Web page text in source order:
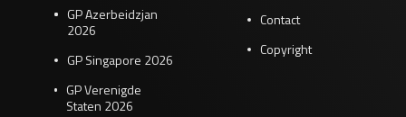
GP Azerbeidzjan
2026
GP Singapore 2026
GP Verenigde
Staten 2026
Contact
Copyright